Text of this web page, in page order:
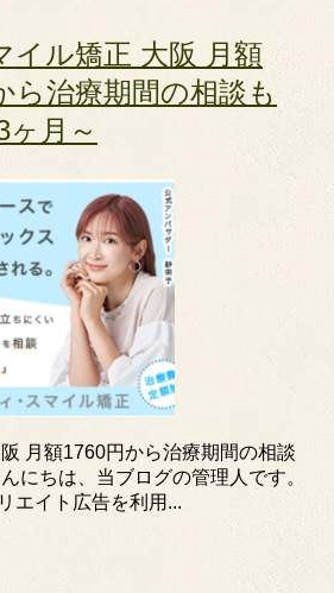
イル矯正 大阪 月額
ら治療期間の相談も
ヶ月～
月額1760円から治療期間の相談
にちは、当ブログの管理人です。
エイト広告を利用...